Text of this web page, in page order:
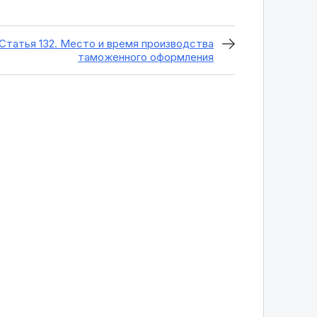
132. Место и время производства
таможенного оформления